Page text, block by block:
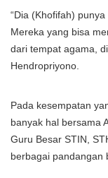
“Dia (Khofifah)
Mereka yang bisa
dari tempat agama,
Hendropriyono.
Pada kesempatan
banyak hal bersama
Guru Besar STIN,
berbagai pandangan